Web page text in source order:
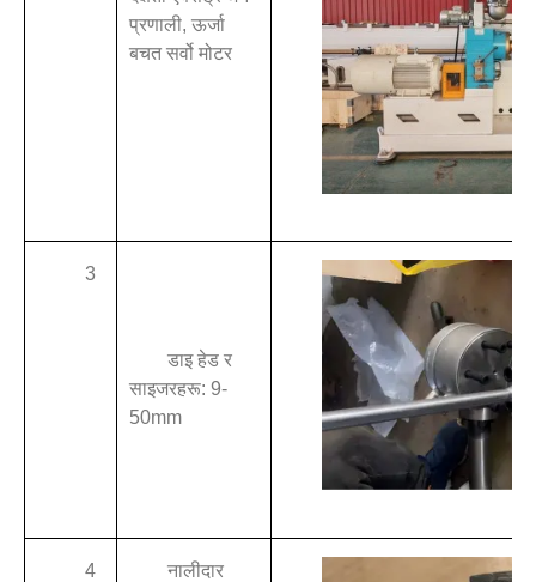
प्रणाली, ऊर्जा
बचत सर्वो मोटर
3
डाइ हेड र
साइजरहरू: 9-
50mm
4
नालीदार